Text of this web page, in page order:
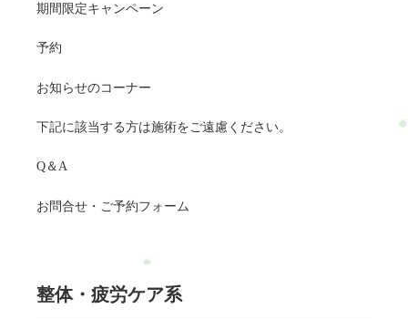
期間限定キャンペーン
予約
お知らせのコーナー
下記に該当する方は施術をご遠慮ください。
Q＆A
お問合せ・ご予約フォーム
整体・疲労ケア系